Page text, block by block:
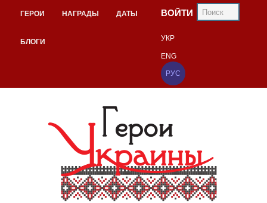
ГЕРОИ НАГРАДЫ ДАТЫ
БЛОГИ
ВОЙТИ
УКР
ENG
РУС